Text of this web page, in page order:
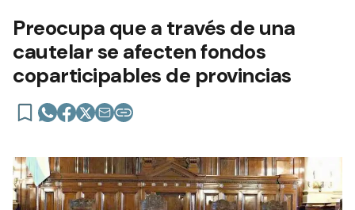
Preocupa que a través de una
cautelar se afecten fondos
coparticipables de provincias